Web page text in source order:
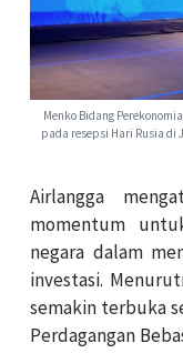
Menko Bidang
pada resepsi Hari Rusia di
Airlangga
momentum
negara dalam
investasi.
semakin terbuka
Perdagangan